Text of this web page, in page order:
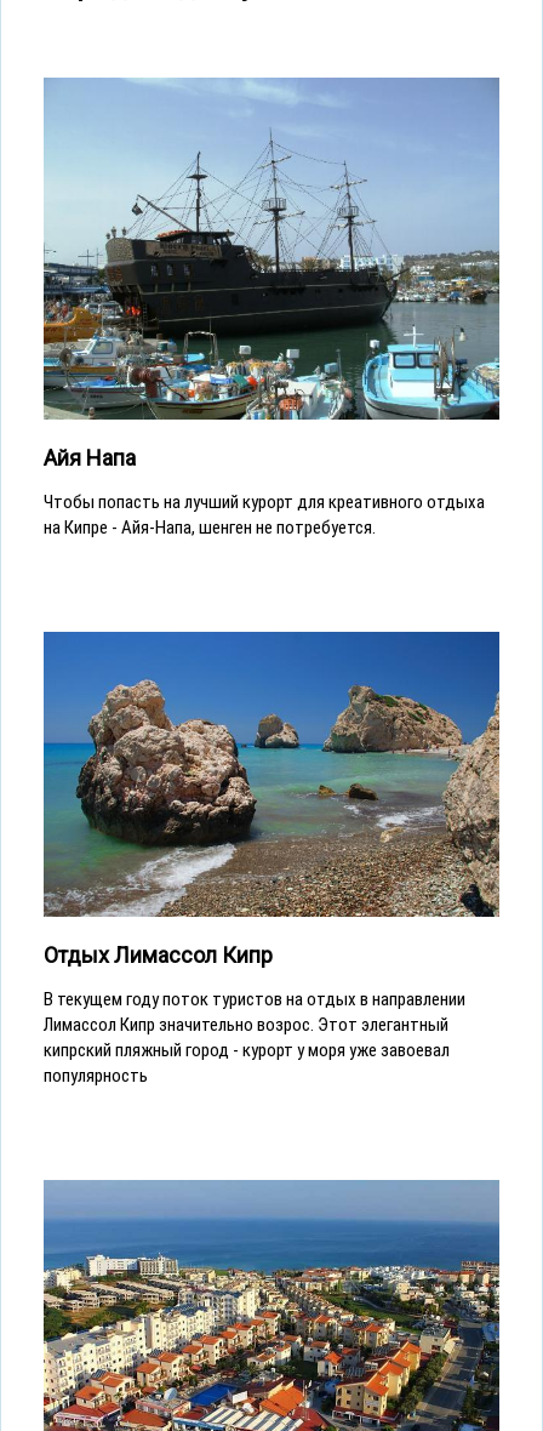
Айя Напа
Чтобы попасть на лучший курорт для креативного отдыха
на Кипре - Айя-Напа, шенген не потребуется.
Отдых Лимассол Кипр
В текущем году поток туристов на отдых в направлении
Лимассол Кипр значительно возрос. Этот элегантный
кипрский пляжный город - курорт у моря уже завоевал
популярность